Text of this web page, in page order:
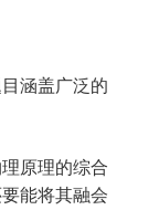
涵盖广泛的
原理的综合
能将其融会